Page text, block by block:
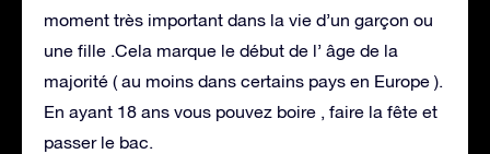
moment très important dans la vie d’un garçon ou
une fille .Cela marque le début de l’ âge de la
majorité ( au moins dans certains pays en Europe ).
En ayant 18 ans vous pouvez boire , faire la fête et
passer le bac.